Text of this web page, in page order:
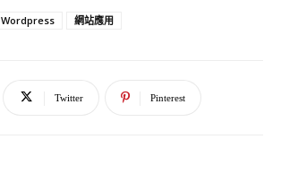
Wordpress 網站應用
Twitter Pinterest